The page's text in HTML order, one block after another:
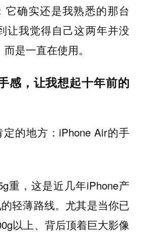
它确实还是我熟悉的那台
让我觉得自己这两年并没
是一直在使用。
感，让我想起十年前的
的地方：iPhone Air的手
重，这是近几年iPhone产
轻薄路线。尤其是当你已
以上、背后顶着巨大影像